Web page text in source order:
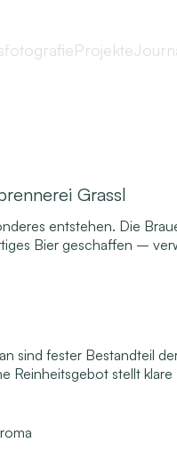
Projekte
Grassl
entstehen. Die
Bier geschaffen –
sind fester Bestandteil
Reinheitsgebot stellt